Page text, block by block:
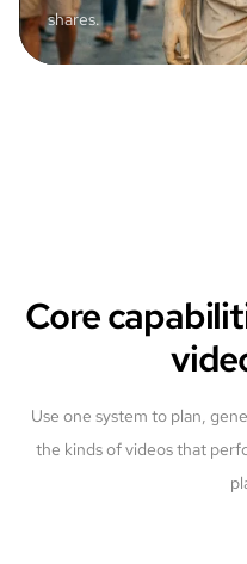
shares.
Core
Use one system to plan,
the kinds of videos that